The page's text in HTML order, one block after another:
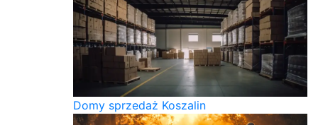
Domy sprzedaż Koszalin